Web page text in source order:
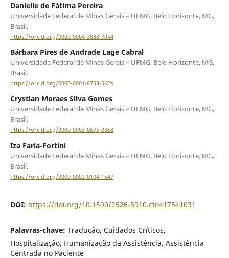
Danielle de Fátima Pereira
Universidade Federal de Minas Gerais – UFMG, Belo Horizonte, MG,
Brasil.
https://orcid.org/0009-0004-3888-7054
Bárbara Pires de Andrade Lage Cabral
Universidade Federal de Minas Gerais – UFMG, Belo Horizonte, MG,
Brasil.
https://orcid.org/0000-0001-8753-562X
Crystian Moraes Silva Gomes
Universidade Federal de Minas Gerais – UFMG, Belo Horizonte, MG,
Brasil.
https://orcid.org/0000-0003-0675-0868
Iza Faria-Fortini
Universidade Federal de Minas Gerais – UFMG, Belo Horizonte, MG,
Brasil.
https://orcid.org/0000-0002-0104-1547
DOI: https://doi.org/10.1590/2526-8910.cto417541031
Palavras-chave: Tradução, Cuidados Críticos,
Hospitalização, Humanização da Assistência, Assistência
Centrada no Paciente